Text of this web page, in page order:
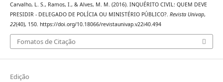
Carvalho, L. S., Ramos, I., & Alves, M. M. (2016). INQUÉRITO CIVIL: QUEM DEVE
PRESIDIR - DELEGADO DE POLÍCIA OU MINISTÉRIO PÚBLICO?. Revista Univap,
22(40), 150. https://doi.org/10.18066/revistaunivap.v22i40.494
Fomatos de Citação
Edição